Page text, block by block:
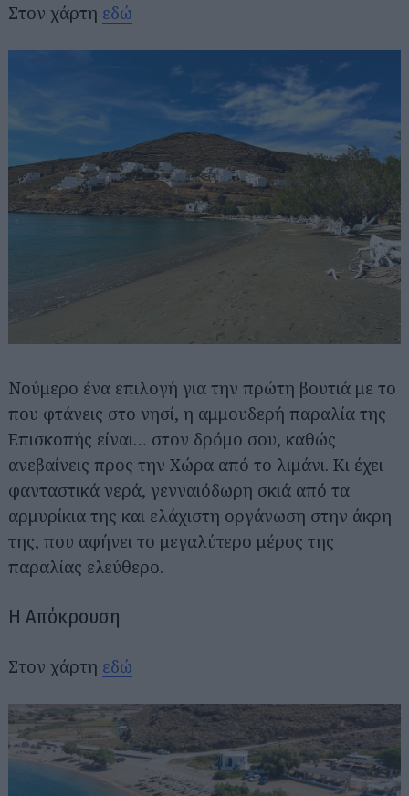
Στον χάρτη εδώ
Νούμερο ένα επιλογή για την πρώτη βουτιά με το
που φτάνεις στο νησί, η αμμουδερή παραλία της
Επισκοπής είναι… στον δρόμο σου, καθώς
ανεβαίνεις προς την Χώρα από το λιμάνι. Κι έχει
φανταστικά νερά, γενναιόδωρη σκιά από τα
αρμυρίκια της και ελάχιστη οργάνωση στην άκρη
της, που αφήνει το μεγαλύτερο μέρος της
παραλίας ελεύθερο.
Η Απόκρουση
Στον χάρτη εδώ